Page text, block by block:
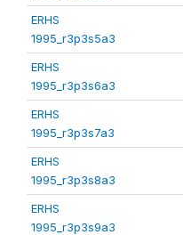
ERHS
1995_r3p3s5a3
ERHS
1995_r3p3s6a3
ERHS
1995_r3p3s7a3
ERHS
1995_r3p3s8a3
ERHS
1995_r3p3s9a3